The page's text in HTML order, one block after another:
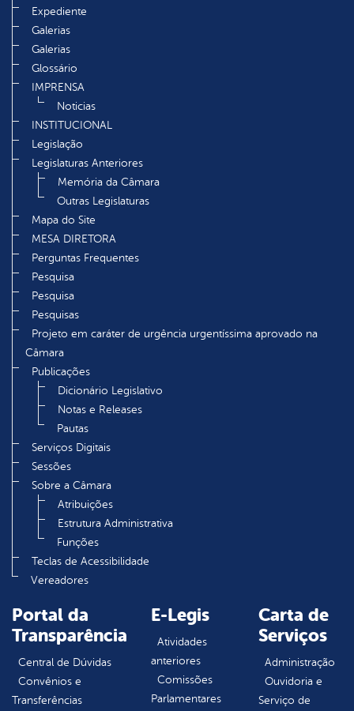
Expediente
Galerias
Galerias
Glossário
IMPRENSA
Noticias
INSTITUCIONAL
Legislação
Legislaturas Anteriores
Memória da Câmara
Outras Legislaturas
Mapa do Site
MESA DIRETORA
Perguntas Frequentes
Pesquisa
Pesquisa
Pesquisas
Projeto em caráter de urgência urgentíssima aprovado na
Câmara
Publicações
Dicionário Legislativo
Notas e Releases
Pautas
Serviços Digitais
Sessões
Sobre a Câmara
Atribuições
Estrutura Administrativa
Funções
Teclas de Acessibilidade
Vereadores
Portal da
Transparência
Central de Dúvidas
Convênios e
Transferências
E-Legis
Atividades
anteriores
Comissões
Parlamentares
Carta de
Serviços
Administração
Ouvidoria e
Serviço de